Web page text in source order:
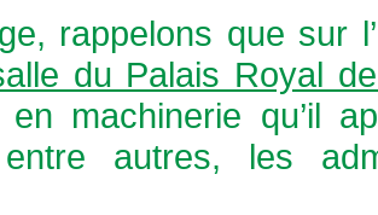
rappelons que sur
du Palais Royal
en machinerie qu’il
entre autres, les